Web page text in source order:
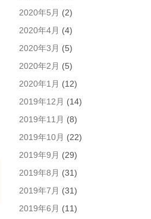
2020年5月 (2)
2020年4月 (4)
2020年3月 (5)
2020年2月 (5)
2020年1月 (12)
2019年12月 (14)
2019年11月 (8)
2019年10月 (22)
2019年9月 (29)
2019年8月 (31)
2019年7月 (31)
2019年6月 (11)